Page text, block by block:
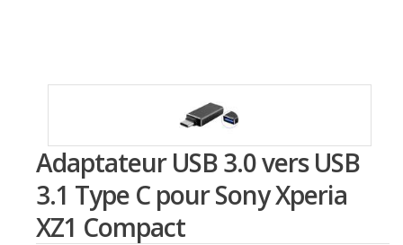
Adaptateur USB 3.0 vers USB
3.1 Type C pour Sony Xperia
XZ1 Compact